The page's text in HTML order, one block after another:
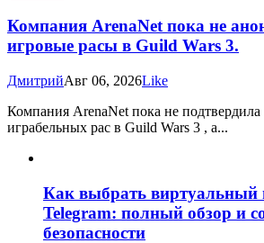
Компания ArenaNet пока не
игровые расы в Guild Wars 3.
ДмитрийАвг 06, 2026Like
Компания ArenaNet пока не подтвердила
играбельных рас в Guild Wars 3 , а...
Как выбрать виртуальный
Telegram: полный обзор и
безопасности